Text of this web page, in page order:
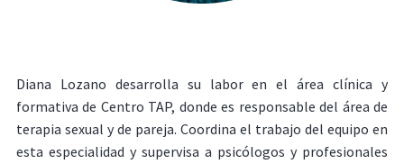
Diana Lozano desarrolla su labor en el área clínica y
formativa de Centro TAP, donde es responsable del área de
terapia sexual y de pareja. Coordina el trabajo del equipo en
esta especialidad y supervisa a psicólogos y profesionales